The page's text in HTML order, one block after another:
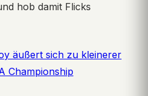
hob damit Flicks
äußert sich zu kleinerer
Championship